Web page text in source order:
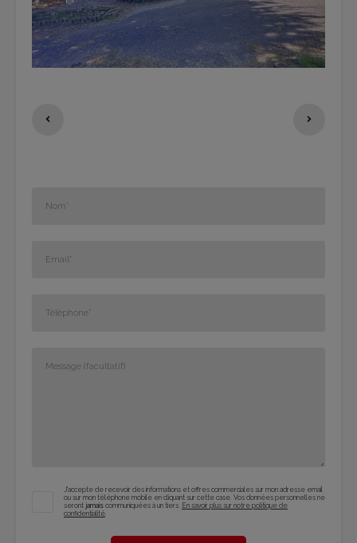
J'accepte de recevoir des informations et offres commerciales sur mon adresse email
ou sur mon téléphone mobile en cliquant sur cette case. Vos données personnelles ne
seront jamais communiquées à un tiers. En savoir plus sur notre politique de
confidentialité.